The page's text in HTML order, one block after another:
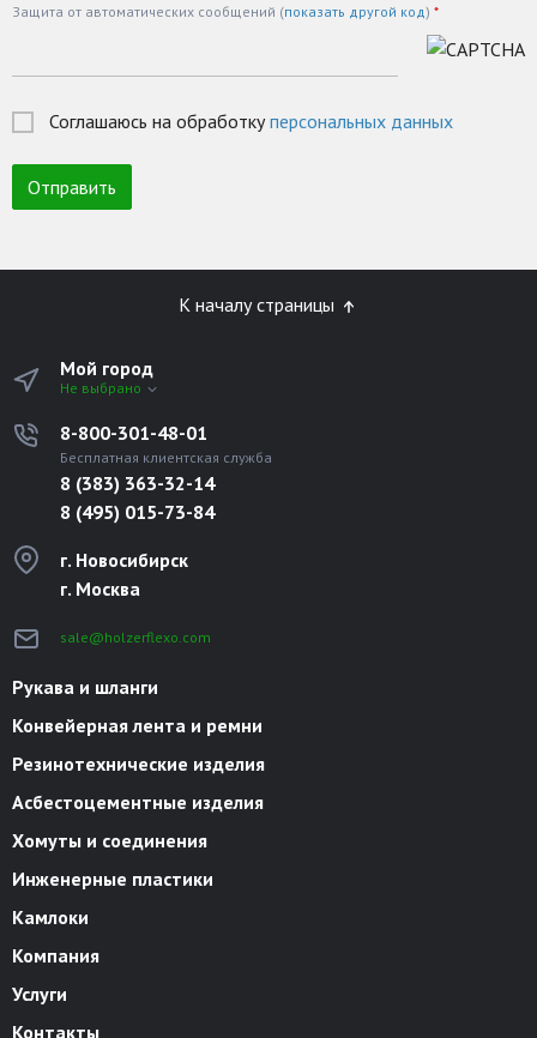
Защита от автоматических сообщений (показать другой код) *
Соглашаюсь на обработкуперсональных данных
К началу страницы
Мой город
Не выбрано
8-800-301-48-01
Бесплатная клиентская служба
8 (383) 363-32-14
8 (495) 015-73-84
г. Новосибирск
г. Москва
sale@holzerflexo.com
Рукава и шланги
Конвейерная лента и ремни
Резинотехнические изделия
Асбестоцементные изделия
Хомуты и соединения
Инженерные пластики
Камлоки
Компания
Услуги
Контакты